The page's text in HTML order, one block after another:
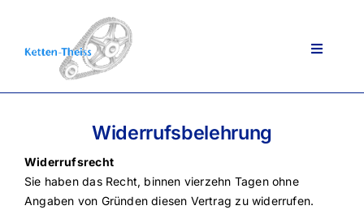
springen
Toggle
Ansprechpartner
Über uns
Widerrufsbelehrung
Widerrufsrecht
Sie haben das Recht, binnen vierzehn Tagen ohne
Angaben von Gründen diesen Vertrag zu widerrufen.